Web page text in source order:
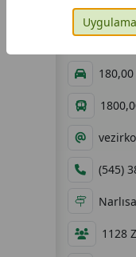
00:00
60,00
(545)
1128